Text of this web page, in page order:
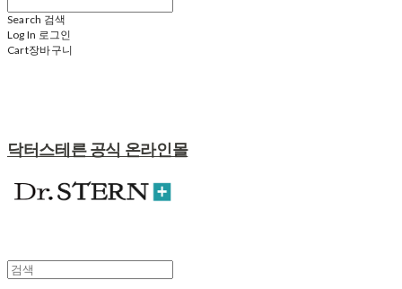
Search 검색
Log In 로그인
Cart장바구니
닥터스테른 공식 온라인몰